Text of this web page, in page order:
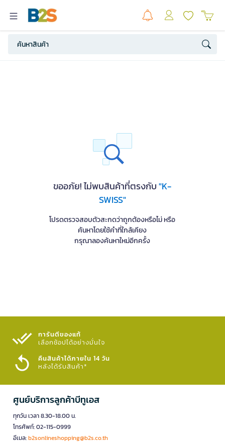
ขออภัย! ไม่พบสินค้าที่ตรงกับ"K-
SWISS"
โปรดตรวจสอบตัวสะกดว่าถูกต้องหรือไม่ หรือ
ค้นหาโดยใช้คำที่ใกล้เคียง
กรุณาลองค้นหาใหม่อีกครั้ง
การันตีของแท้
เลือกช้อปได้อย่างมั่นใจ​
คืนสินค้าได้ภายใน 14 วัน
หลังได้รับสินค้า*
ศูนย์บริการลูกค้าบีทูเอส
ทุกวัน เวลา 8.30-18.00 น.
โทรศัพท์: 02-115-0999
อีเมล:b2sonlineshopping@b2s.co.th